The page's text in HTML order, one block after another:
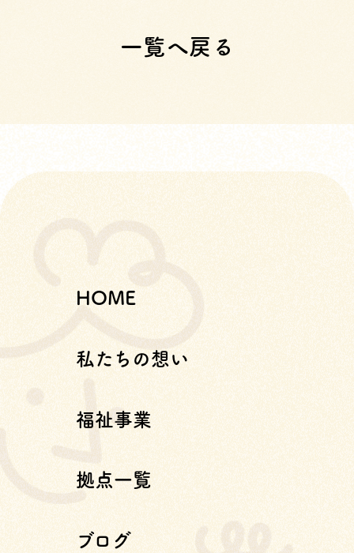
一覧へ戻る
HOME
私たちの想い
福祉事業
拠点一覧
ブログ